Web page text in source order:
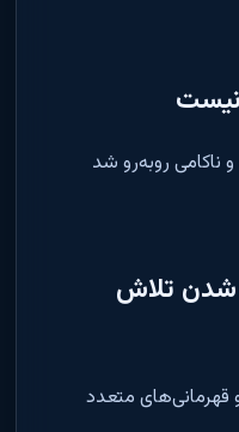
و ناکامی روبه‌رو شد
شدن تلاش
متعدد